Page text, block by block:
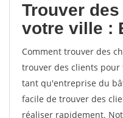
Trouver
votre ville :
Comment trouver des
trouver des clients pour
tant qu'entreprise du
facile de trouver des
réaliser rapidement.